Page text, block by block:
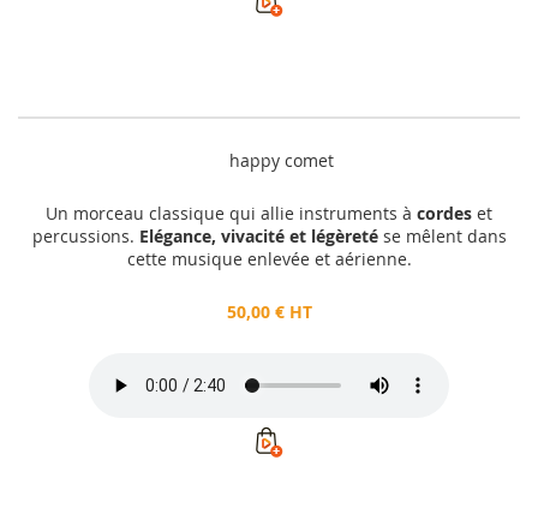
happy comet
Un morceau classique qui allie instruments à cordes et
percussions. Elégance, vivacité et légèretése mêlent dans
cette musique enlevée et aérienne.
50,00 € HT